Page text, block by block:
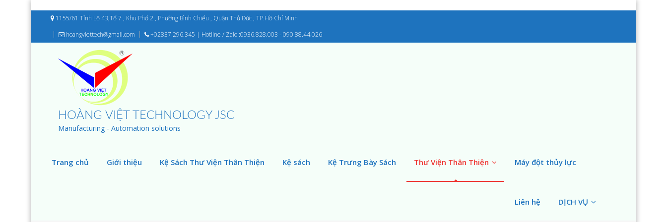
1155/61 Tỉnh Lộ 43,Tổ 7 , Khu Phố 2 , Phường Bình Chiểu , Quận Thủ Đức , TP.Hồ Chí Minh
hoangviettech@gmail.com
+02837.296.345 | Hotline / Zalo :0936.828.003 - 090.88.44.026
HOÀNG VIỆT TECHNOLOGY JSC
Manufacturing - Automation solutions
Trang chủ Giới thiệu Kệ Sách Thư Viện Thân Thiện Kệ sách Kệ Trưng Bày Sách Thư Viện Thân Thiện Máy đột thủy lực
Liên hệ DỊCH VỤ